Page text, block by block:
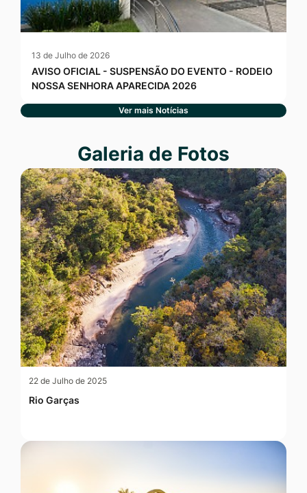
13 de Julho de 2026
AVISO OFICIAL - SUSPENSÃO DO EVENTO - RODEIO
NOSSA SENHORA APARECIDA 2026
Ver mais Notícias
Seção Galeria de Fotos
Galeria de Fotos
22 de Julho de 2025
Rio Garças